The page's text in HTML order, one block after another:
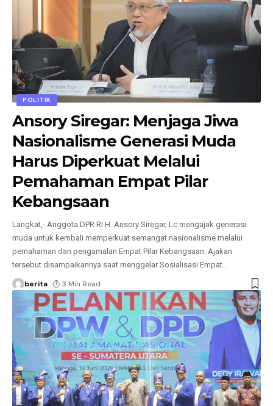
POLITIK
Ansory Siregar: Menjaga Jiwa
Nasionalisme Generasi Muda
Harus Diperkuat Melalui
Pemahaman Empat Pilar
Kebangsaan
Langkat,- Anggota DPR RI H. Ansory Siregar, Lc mengajak generasi
muda untuk kembali memperkuat semangat nasionalisme melalui
pemahaman dan pengamalan Empat Pilar Kebangsaan. Ajakan
tersebut disampaikannya saat menggelar Sosialisasi Empat…
berita 3 Min Read